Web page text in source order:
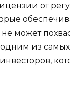
от
может
из